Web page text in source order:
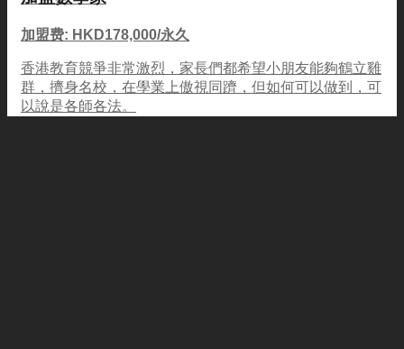
加盟费: HKD178,000/永久
香港教育競爭非常激烈，家長們都希望小朋友能夠鶴立雞
群，擠身名校，在學業上傲視同躋，但如何可以做到，可
以說是各師各法。